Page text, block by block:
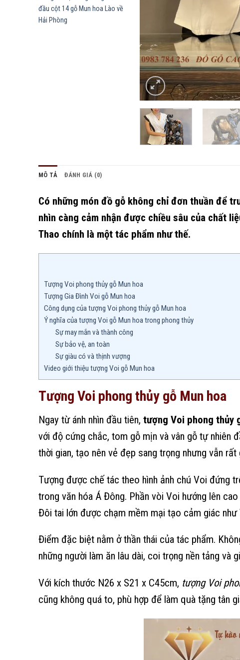
đầu cột 14 gỗ Mun hoa Lào về
Hải Phòng
MÔ TẢ ĐÁNH GIÁ (0)
Có những món đồ gỗ không chỉ đơn thuần để
nhìn càng cảm nhận được chiều sâu của chất
Thao chính là một tác phẩm như thế.
Tượng Voi phong thủy gỗ Mun hoa
Tượng Gia Đình Voi gỗ Mun hoa
Công dụng của tượng Voi phong thủy gỗ Mun hoa
Ý nghĩa của tượng Voi gỗ Mun hoa trong phong thủy
Sự may mắn và thành công
Sự bảo vệ, an toàn
Sự giàu có và thịnh vượng
Video giới thiệu tượng Voi gỗ Mun hoa
Tượng Voi phong thủy gỗ Mun hoa
Ngay từ ánh nhìn đầu tiên, tượng Voi phong thủy
với độ cứng chắc, tom gỗ mịn và vân gỗ tự nhiên
thời gian, tạo nên vẻ đẹp sang trọng nhưng vẫn
Tượng được chế tác theo hình ảnh chú Voi đứng
trong văn hóa Á Đông. Phần vòi Voi hướng lên
Đôi tai lớn được chạm mềm mại tạo cảm giác như
Điểm đặc biệt nằm ở thần thái của tác phẩm.
những người làm ăn lâu dài, coi trọng nền tảng và
Với kích thước N26 x S21 x C45cm, tượng Voi
cũng không quá to, phù hợp để làm quà tặng tân